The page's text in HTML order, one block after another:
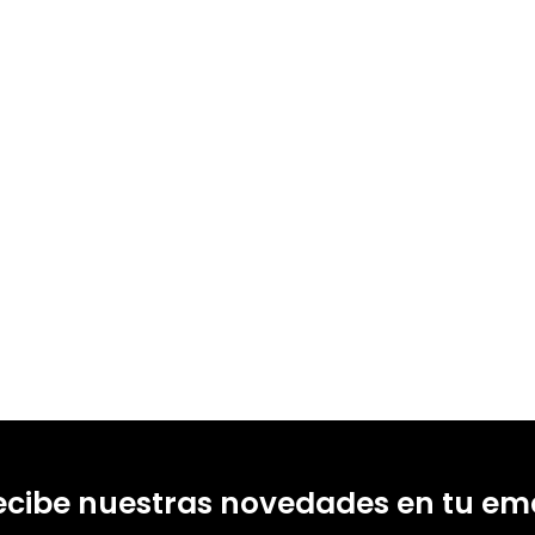
nuestras novedades en tu